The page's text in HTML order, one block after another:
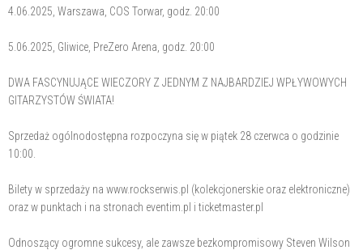
4.06.2025, Warszawa, COS Torwar, godz. 20:00
5.06.2025, Gliwice, PreZero Arena, godz. 20:00
DWA FASCYNUJĄCE WIECZORY Z JEDNYM Z NAJBARDZIEJ WPŁYWOWYCH
GITARZYSTÓW ŚWIATA!
Sprzedaż ogólnodostępna rozpoczyna się w piątek 28 czerwca o godzinie
10:00.
Bilety w sprzedaży na www.rockserwis.pl (kolekcjonerskie oraz elektroniczne)
oraz w punktach i na stronach eventim.pl i ticketmaster.pl
Odnoszący ogromne sukcesy, ale zawsze bezkompromisowy Steven Wilson